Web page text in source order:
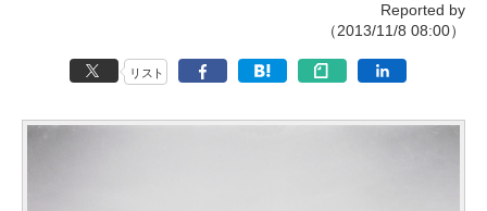
Reported by
（2013/11/8 08:00）
リスト